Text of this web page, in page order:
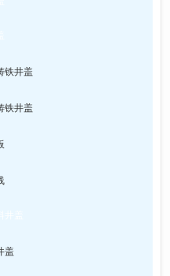
铁井盖
铁井盖
盖